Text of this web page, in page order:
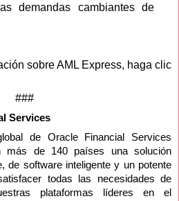
demandas cambiantes de
sobre AML Express, haga clic
###
Services
de Oracle Financial Services
más de 140 países una solución
de software inteligente y un potente
todas las necesidades de
plataformas líderes en el